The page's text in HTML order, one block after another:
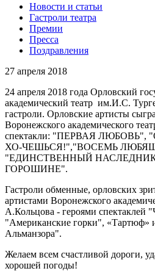
Новости и статьи
Гастроли театра
Премии
Пресса
Поздравления
27 апреля 2018
24 апреля 2018 года Орловский
академический театр им.И.С.
гастроли. Орловские артисты
Воронежского академического
спектакли: "ПЕРВАЯ
ХО-ЧЕШЬСЯ!","ВОСЕМЬ
"ЕДИНСТВЕННЫЙ
ГОРОШИНЕ".
Гастроли обменные, орловских
артистами Воронежского
А.Кольцова - героями спектаклей
"Американские горки", «Тартюф»
Альманзора".
Желаем всем счастливой дороги,
хорошей погоды!